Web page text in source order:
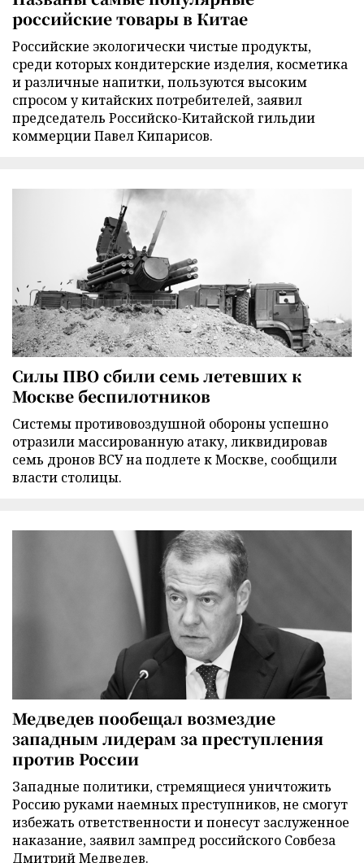
российские товары в Китае
Российские экологически чистые продукты,
среди которых кондитерские изделия, косметика
и различные напитки, пользуются высоким
спросом у китайских потребителей, заявил
председатель Российско-Китайской гильдии
коммерции Павел Кипарисов.
Силы ПВО сбили семь летевших к
Москве беспилотников
Cистемы противовоздушной обороны успешно
отразили массированную атаку, ликвидировав
семь дронов ВСУ на подлете к Москве, сообщили
власти столицы.
Медведев пообещал возмездие
западным лидерам за преступления
против России
Западные политики, стремящиеся уничтожить
Россию руками наемных преступников, не смогут
избежать ответственности и понесут заслуженное
наказание, заявил зампред российского Совбеза
Дмитрий Медведев.